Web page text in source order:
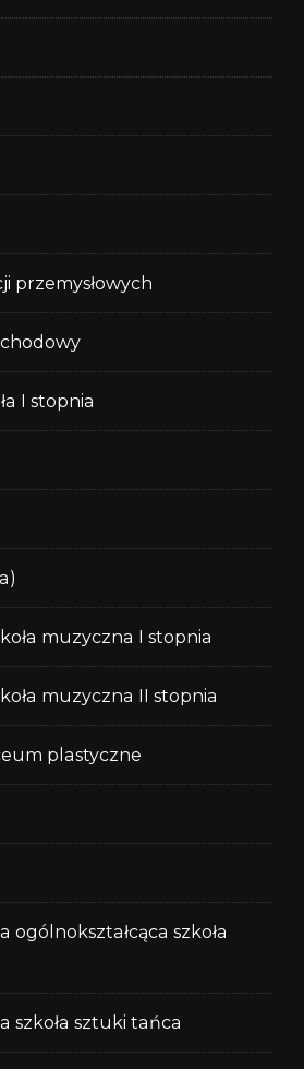
przemysłowych
I stopnia
muzyczna I stopnia
muzyczna II stopnia
plastyczne
ogólnokształcąca szkoła
szkoła sztuki tańca